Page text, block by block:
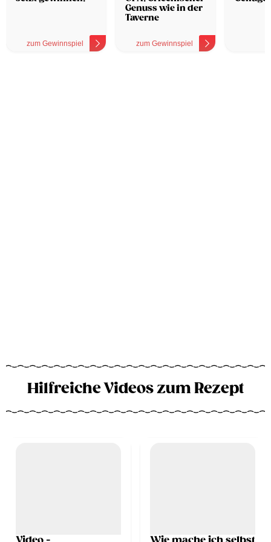
zum Gewinnspiel
Genuss wie in der
Taverne
zum Gewinnspiel
Hilfreiche Videos zum Rezept